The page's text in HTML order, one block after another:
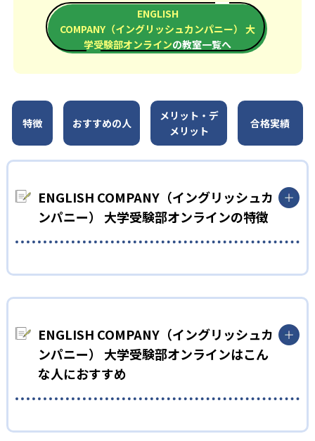
ENGLISH
COMPANY（イングリッシュカンパニー） 大
学受験部オンラインの教室一覧へ
特徴 おすすめの人
メリット・デ
メリット
合格実績
ENGLISH COMPANY（イングリッシュカ
ンパニー） 大学受験部オンラインの特徴
ENGLISH COMPANY（イングリッシュカンパニー）大学受験部
キュラムを作成している。学習効率を高めることで短期間の成
長を目指している。
02 自宅学習もサポート
ENGLISH COMPANY（イングリッシュカンパニー）大学受験部
している。何から勉強すればよいかわからないという状況を防
ENGLISH COMPANY（イングリッシュカ
ンパニー） 大学受験部オンラインはこん
な人におすすめ